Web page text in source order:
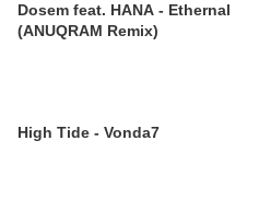
Dosem feat. HANA - Ethernal
(ANUQRAM Remix)
High Tide - Vonda7